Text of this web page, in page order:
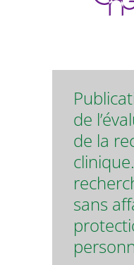
de
de la
sans